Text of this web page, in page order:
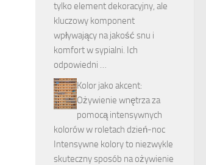
tylko element dekoracyjny, ale
kluczowy komponent
wpływający na jakość snu i
komfort w sypialni. Ich
odpowiedni …
Kolor jako akcent:
Ożywienie wnętrza za
pomocą intensywnych
kolorów w roletach dzień-noc
Intensywne kolory to niezwykle
skuteczny sposób na ożywienie